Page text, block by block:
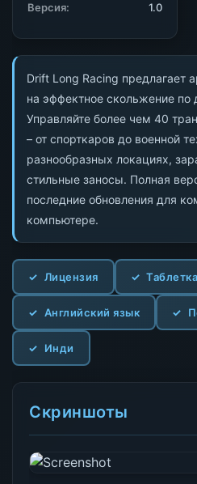
Drift Long Racing предлагает
на эффектное скольжение
Управляйте более чем 40
– от спорткаров до военной
разнообразных локациях,
стильные заносы. Полная
последние обновления для
компьютере.
Лицензия
Английский язык
Инди
Скриншоты
Версия: 1.0